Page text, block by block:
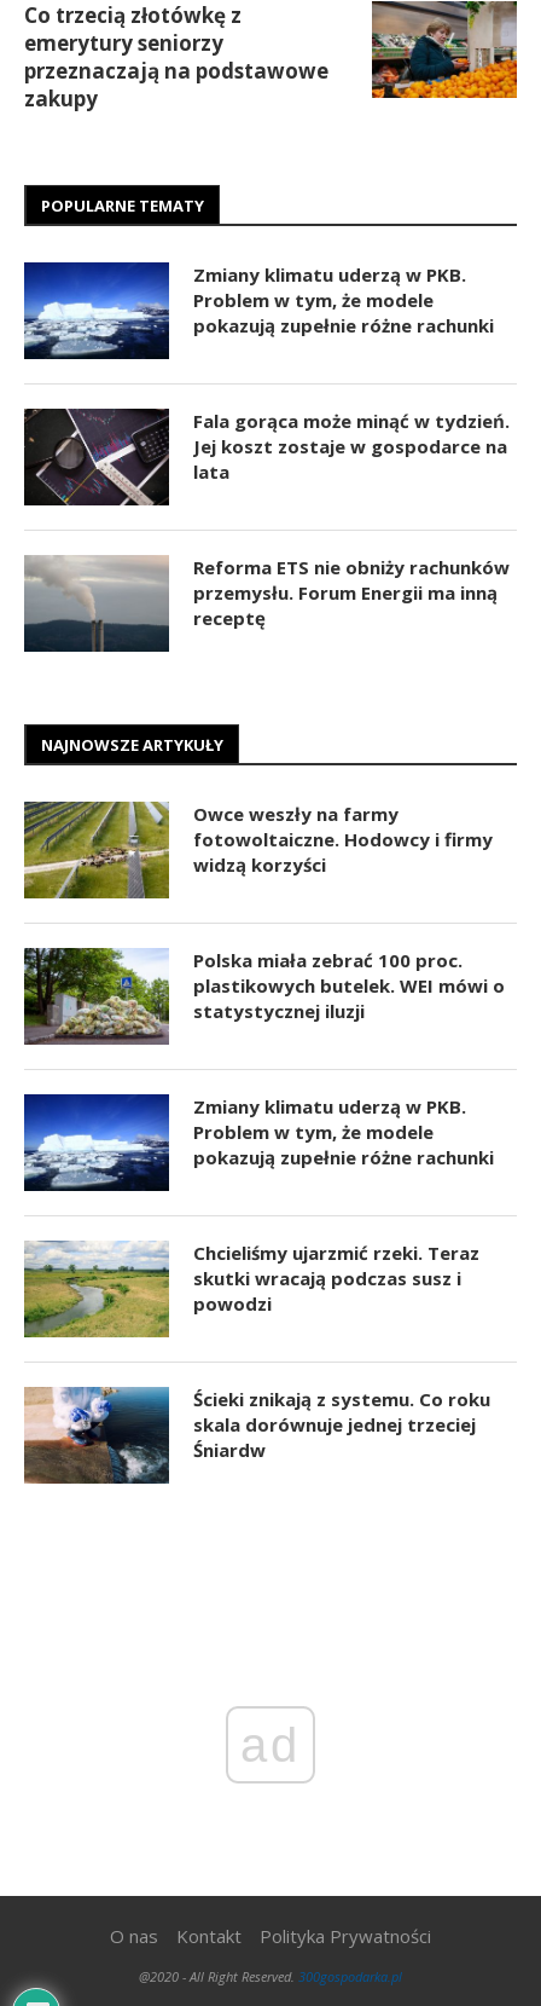
Co trzecią złotówkę z
emerytury seniorzy
przeznaczają na podstawowe
zakupy
POPULARNE TEMATY
Zmiany klimatu uderzą w PKB.
Problem w tym, że modele
pokazują zupełnie różne rachunki
Fala gorąca może minąć w tydzień.
Jej koszt zostaje w gospodarce na
lata
Reforma ETS nie obniży rachunków
przemysłu. Forum Energii ma inną
receptę
NAJNOWSZE ARTYKUŁY
Owce weszły na farmy
fotowoltaiczne. Hodowcy i firmy
widzą korzyści
Polska miała zebrać 100 proc.
plastikowych butelek. WEI mówi o
statystycznej iluzji
Zmiany klimatu uderzą w PKB.
Problem w tym, że modele
pokazują zupełnie różne rachunki
Chcieliśmy ujarzmić rzeki. Teraz
skutki wracają podczas susz i
powodzi
Ścieki znikają z systemu. Co roku
skala dorównuje jednej trzeciej
Śniardw
ad
O nas Kontakt Polityka Prywatności
@2020 - All Right Reserved. 300gospodarka.pl